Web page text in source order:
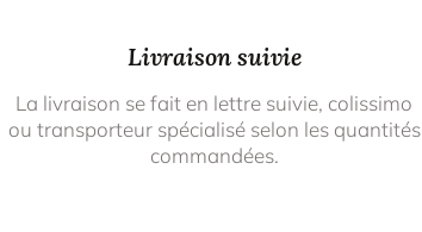
Livraison suivie
La livraison se fait en lettre suivie, colissimo
ou transporteur spécialisé selon les quantités
commandées.